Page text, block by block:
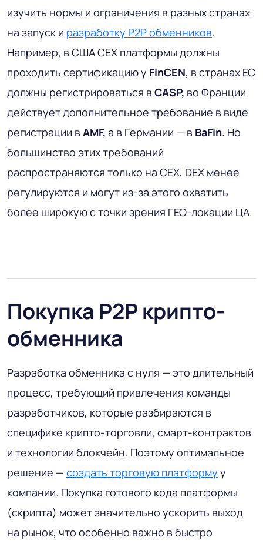
изучить нормы и ограничения в разных странах
на запуск и разработку P2P обменников.
Например, в США CEX платформы должны
проходить сертификацию у FinCEN, в странах ЕС
должны регистрироваться в CASP, во Франции
действует дополнительное требование в виде
регистрации в AMF, а в Германии — в BaFin. Но
большинство этих требований
распространяются только на CEX, DEX менее
регулируются и могут из-за этого охватить
более широкую с точки зрения ГЕО-локации ЦА.
Покупка P2P крипто-
обменника
Разработка обменника с нуля — это длительный
процесс, требующий привлечения команды
разработчиков, которые разбираются в
специфике крипто-торговли, смарт-контрактов
и технологии блокчейн. Поэтому оптимальное
решение — создать торговую платформу у
компании. Покупка готового кода платформы
(скрипта) может значительно ускорить выход
на рынок, что особенно важно в быстро